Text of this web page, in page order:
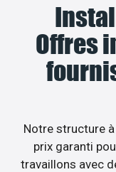
Offres
Notre structure
prix garanti
travaillons avec